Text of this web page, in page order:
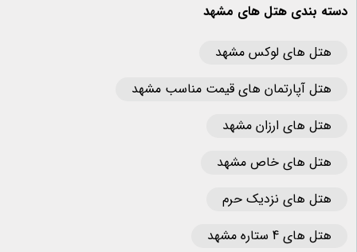
دسته بندی هتل های مشهد
هتل های لوکس مشهد
هتل آپارتمان های قیمت مناسب مشهد
هتل های ارزان مشهد
هتل های خاص مشهد
هتل های نزدیک حرم
هتل های 4 ستاره مشهد